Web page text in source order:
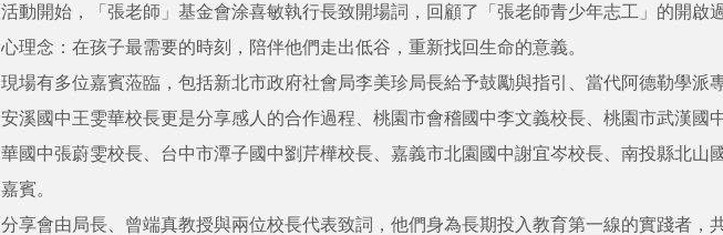
活動開始，「張老師」基金會涂喜敏執行長致開場詞，回顧了「張老師青少年志工」的開啟
心理念：在孩子最需要的時刻，陪伴他們走出低谷，重新找回生命的意義。
現場有多位嘉賓蒞臨，包括新北市政府社會局李美珍局長給予鼓勵與指引、當代阿德勒學派
安溪國中王雯華校長更是分享感人的合作過程、桃園市會稽國中李文義校長、桃園市武漢國
華國中張蔚雯校長、台中市潭子國中劉芹樺校長、嘉義市北園國中謝宜岑校長、南投縣北
嘉賓。
分享會由局長、曾端真教授與兩位校長代表致詞，他們身為長期投入教育第一線的實踐者，